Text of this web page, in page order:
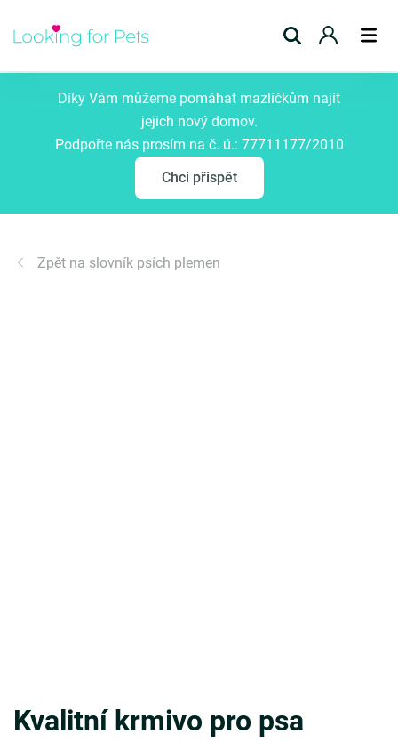
Díky Vám můžeme pomáhat mazlíčkům najít
jejich nový domov.
Podpořte nás prosím na č. ú.: 77711177/2010
Chci přispět
Zpět na slovník psích plemen
Kvalitní krmivo pro psa